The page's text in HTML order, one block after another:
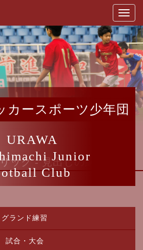
カースポーツ少年団
Junior
Club
ック - 見出しの編集
グランド練習
試合・大会